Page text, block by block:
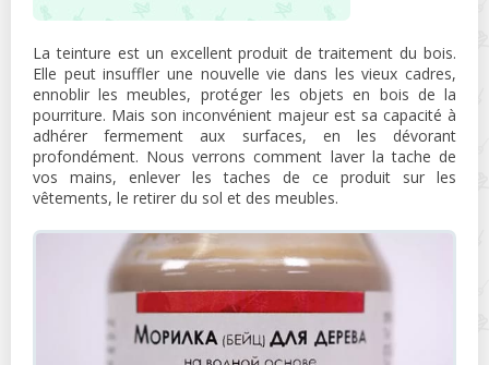
La teinture est un excellent produit de traitement du bois.
Elle peut insuffler une nouvelle vie dans les vieux cadres,
ennoblir les meubles, protéger les objets en bois de la
pourriture. Mais son inconvénient majeur est sa capacité à
adhérer fermement aux surfaces, en les dévorant
profondément. Nous verrons comment laver la tache de
vos mains, enlever les taches de ce produit sur les
vêtements, le retirer du sol et des meubles.